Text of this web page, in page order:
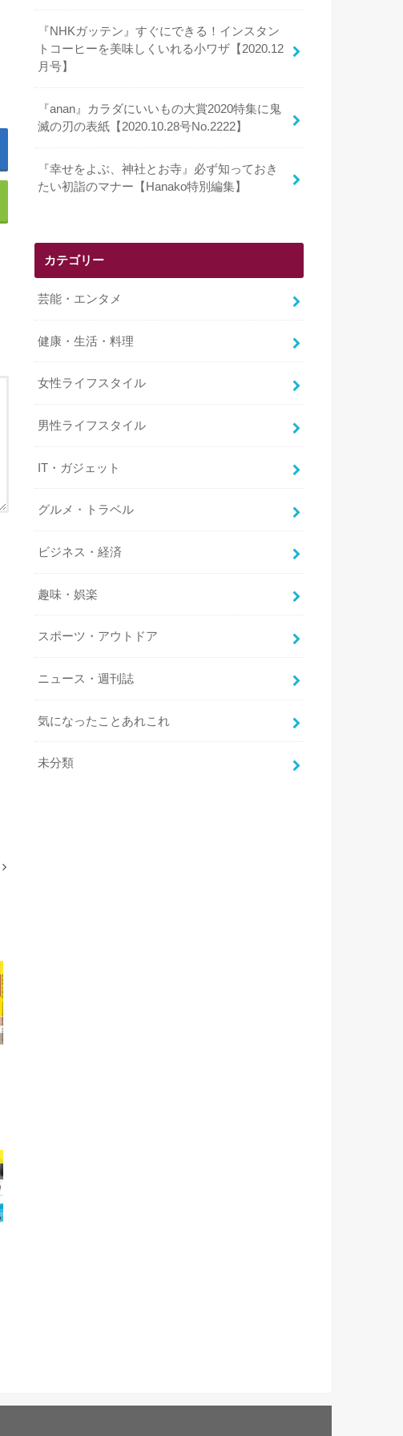
『NHKガッテン』すぐにできる！インスタン
トコーヒーを美味しくいれる小ワザ【2020.12
月号】
『anan』カラダにいいもの大賞2020特集に鬼
滅の刃の表紙【2020.10.28号No.2222】
『幸せをよぶ、神社とお寺』必ず知っておき
たい初詣のマナー【Hanako特別編集】
カテゴリー
芸能・エンタメ
健康・生活・料理
女性ライフスタイル
男性ライフスタイル
IT・ガジェット
グルメ・トラベル
ビジネス・経済
趣味・娯楽
スポーツ・アウトドア
ニュース・週刊誌
気になったことあれこれ
未分類